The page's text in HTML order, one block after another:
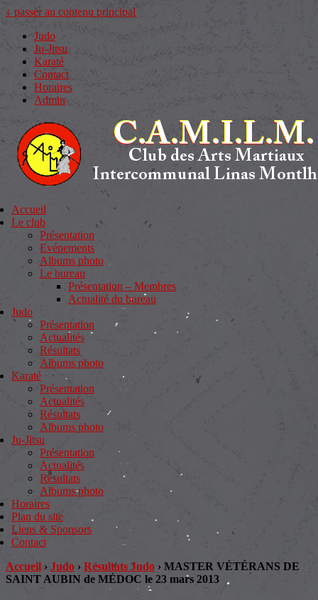
↓ passer au contenu principal
Judo
Ju-Jitsu
Karaté
Contact
Horaires
Admin
Accueil
Le club
Présentation
Evénements
Albums photo
Le bureau
Présentation – Membres
Actualité du bureau
Judo
Présentation
Actualités
Résultats
Albums photo
Karaté
Présentation
Actualités
Résultats
Albums photo
Ju-Jitsu
Présentation
Actualités
Résultats
Albums photo
Horaires
Plan du site
Liens & Sponsors
Contact
Accueil › Judo › Résultats Judo › MASTER VÉTÉRANS DE
SAINT AUBIN de MÉDOC le 23 mars 2013